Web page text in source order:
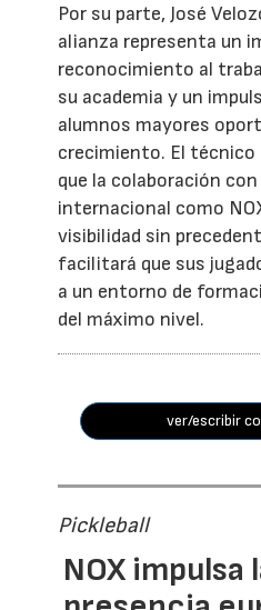
Por su parte, José
alianza representa un
reconocimiento al
su academia y un
alumnos mayores
crecimiento. El
que la colaboración
internacional como
visibilidad sin
facilitará que sus
a un entorno de
del máximo nivel.
ver/escribir
Pickleball
NOX impulsa